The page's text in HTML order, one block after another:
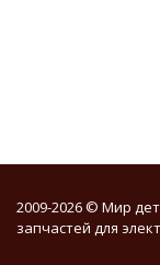
2009-2026 © Мир
запчастей для